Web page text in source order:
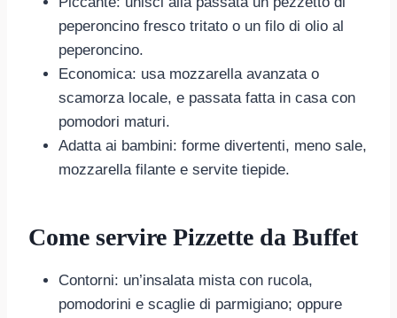
peperoncino fresco tritato o un filo di olio al
peperoncino.
Economica: usa mozzarella avanzata o
scamorza locale, e passata fatta in casa con
pomodori maturi.
Adatta ai bambini: forme divertenti, meno sale,
mozzarella filante e servite tiepide.
Come servire Pizzette da Buffet
Contorni: un’insalata mista con rucola,
pomodorini e scaglie di parmigiano; oppure